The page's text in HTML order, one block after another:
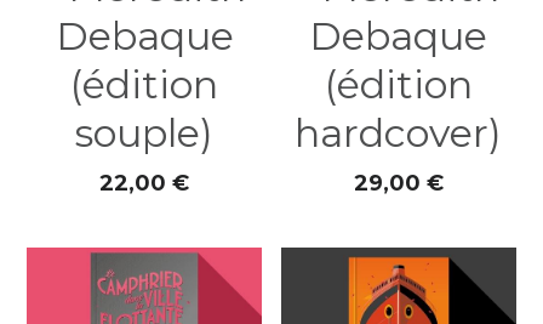
Debaque
(édition
souple)
22,00 €
Debaque
(édition
hardcover)
29,00 €